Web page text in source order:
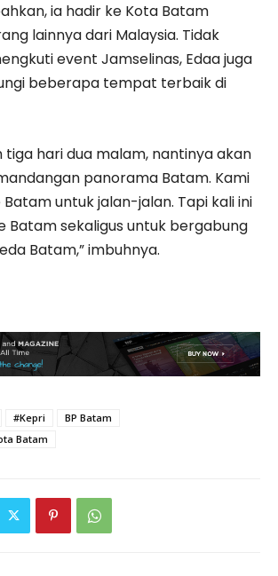
ia hadir ke Kota Batam
lainnya dari Malaysia. Tidak
event Jamselinas, Edaa juga
beberapa tempat terbaik di
tiga hari dua malam, nantinya akan
panorama Batam. Kami
untuk jalan-jalan. Tapi kali ini
Batam sekaligus untuk bergabung
Batam,” imbuhnya.
#Kepri
BP Batam
Batam